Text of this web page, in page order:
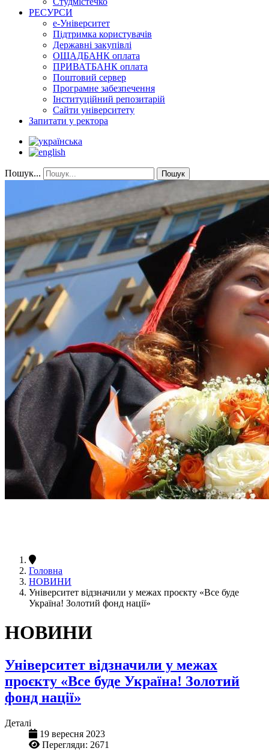
РЕСУРСИ
е-Університет
Підтримка користувачів
Державні закупівлі
ОЩАДБАНК оплата
ПРИВАТБАНК оплата
Поштовий сервер
Програмне забезпечення
Інституційний репозитарій
Сайти університету
Запитати у ректора
Пошук... Пошук
Головна
НОВИНИ
Університет відзначили у межах проєкту «Все буде
Україна! Золотий фонд нації»
НОВИНИ
Університет відзначили у межах
проєкту «Все буде Україна! Золотий
фонд нації»
Деталі
19 вересня 2023
Перегляди: 2671